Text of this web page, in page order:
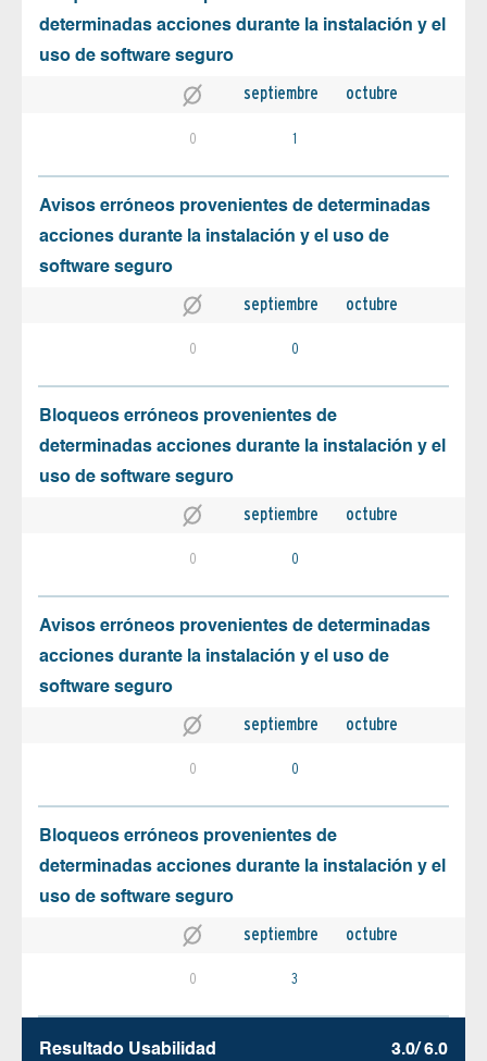
determinadas acciones durante la instalación y el
uso de software seguro
septiembre octubre
0 1
Avisos erróneos provenientes de determinadas
acciones durante la instalación y el uso de
software seguro
septiembre octubre
0 0
Bloqueos erróneos provenientes de
determinadas acciones durante la instalación y el
uso de software seguro
septiembre octubre
0 0
Avisos erróneos provenientes de determinadas
acciones durante la instalación y el uso de
software seguro
septiembre octubre
0 0
Bloqueos erróneos provenientes de
determinadas acciones durante la instalación y el
uso de software seguro
septiembre octubre
0 3
Resultado Usabilidad 3.0/ 6.0